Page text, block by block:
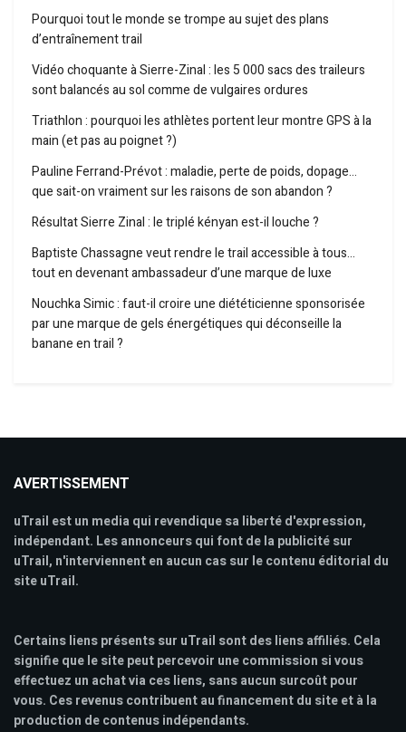
Pourquoi tout le monde se trompe au sujet des plans
d’entraînement trail
Vidéo choquante à Sierre-Zinal : les 5 000 sacs des traileurs
sont balancés au sol comme de vulgaires ordures
Triathlon : pourquoi les athlètes portent leur montre GPS à la
main (et pas au poignet ?)
Pauline Ferrand-Prévot : maladie, perte de poids, dopage…
que sait-on vraiment sur les raisons de son abandon ?
Résultat Sierre Zinal : le triplé kényan est-il louche ?
Baptiste Chassagne veut rendre le trail accessible à tous…
tout en devenant ambassadeur d’une marque de luxe
Nouchka Simic : faut-il croire une diététicienne sponsorisée
par une marque de gels énergétiques qui déconseille la
banane en trail ?
AVERTISSEMENT
uTrail est un media qui revendique sa liberté d'expression,
indépendant. Les annonceurs qui font de la publicité sur
uTrail, n'interviennent en aucun cas sur le contenu éditorial du
site uTrail.
Certains liens présents sur uTrail sont des liens affiliés. Cela
signifie que le site peut percevoir une commission si vous
effectuez un achat via ces liens, sans aucun surcoût pour
vous. Ces revenus contribuent au financement du site et à la
production de contenus indépendants.